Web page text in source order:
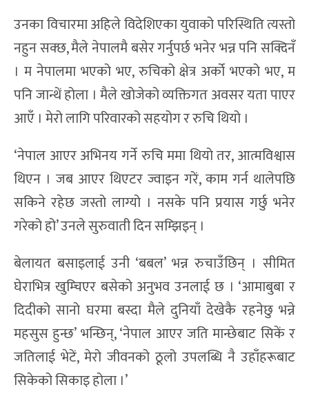
उनका विचारमा अहिले विदेशिएका युवाको परिस्थिति त्यस्तो
नहुन सक्छ, मैले नेपालमै बसेर गर्नुपर्छ भनेर भन्न पनि सक्दिनँ
। म नेपालमा भएको भए, रुचिको क्षेत्र अर्को भएको भए, म
पनि जान्थें होला । मैले खोजेको व्यक्तिगत अवसर यता पाएर
आएँ । मेरो लागि परिवारको सहयोग र रुचि थियो ।
‘नेपाल आएर अभिनय गर्ने रुचि ममा थियो तर, आत्मविश्वास
थिएन । जब आएर थिएटर ज्वाइन गरें, काम गर्न थालेपछि
सकिने रहेछ जस्तो लाग्यो । नसके पनि प्रयास गर्छु भनेर
गरेको हो’ उनले सुरुवाती दिन सम्झिइन् ।
बेलायत बसाइलाई उनी ‘बबल’ भन्न रुचाउँछिन् । सीमित
घेराभित्र खुम्चिएर बसेको अनुभव उनलाई छ । ‘आमाबुबा र
दिदीको सानो घरमा बस्दा मैले दुनियाँ देखेकै रहनेछु भन्ने
महसुस हुन्छ’ भन्छिन्, ‘नेपाल आएर जति मान्छेबाट सिकें र
जतिलाई भेटें, मेरो जीवनको ठूलो उपलब्धि नै उहाँहरूबाट
सिकेको सिकाइ होला ।’